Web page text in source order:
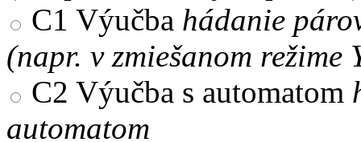
C1 Výučba hádanie
(napr. v zmiešanom režime
C2 Výučba s automatom
automatom